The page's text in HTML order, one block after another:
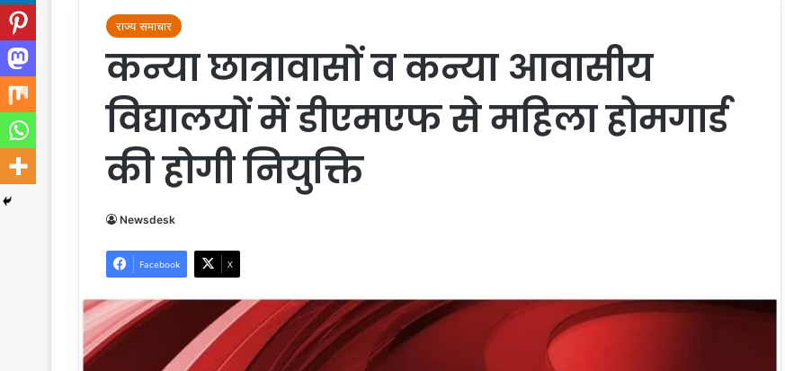
राज्य समाचार
कन्या छात्रावासों व कन्या आवासीय
विद्यालयों में डीएमएफ से महिला होमगार्ड
की होगी नियुक्ति
Newsdesk
Facebook X